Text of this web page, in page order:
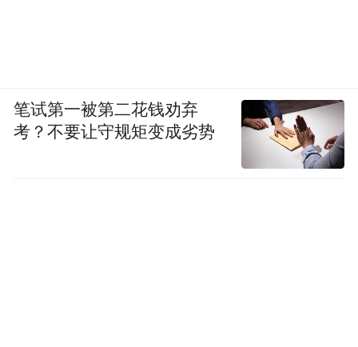
笔试第一被第二花钱劝弃
考？不要让守规矩变成劣势